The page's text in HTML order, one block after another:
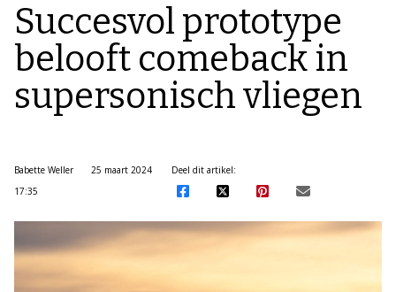
Succesvol prototype
belooft comeback in
supersonisch vliegen
Babette Weller
25 maart 2024
17:35
Deel dit artikel: